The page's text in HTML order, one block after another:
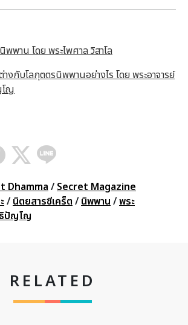
พาน โดย พระไพศาล วิสาโล
งกับโลกุตตรนิพพานอย่างไร โดย พระอาจารย์
ญ
Dhamma / Secret Magazine
/ นิตยสารซีเคร็ต / นิพพาน /พระ
ปัญโญ
RELATED